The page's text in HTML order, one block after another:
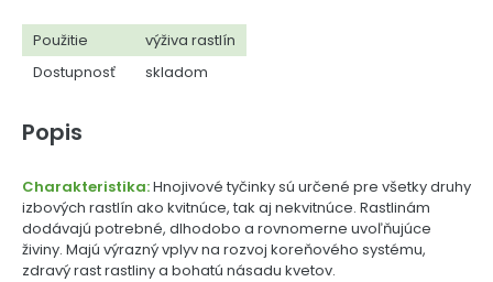
Použitie
výživa rastlín
Dostupnosť
skladom
Popis
Charakteristika:Hnojivové tyčinky sú určené pre všetky druhy
izbových rastlín ako kvitnúce, tak aj nekvitnúce. Rastlinám
dodávajú potrebné, dlhodobo a rovnomerne uvoľňujúce
živiny. Majú výrazný vplyv na rozvoj koreňového systému,
zdravý rast rastliny a bohatú násadu kvetov.